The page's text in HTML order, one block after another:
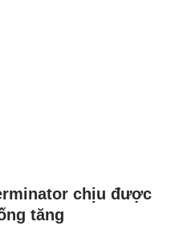
chịu được
tăng